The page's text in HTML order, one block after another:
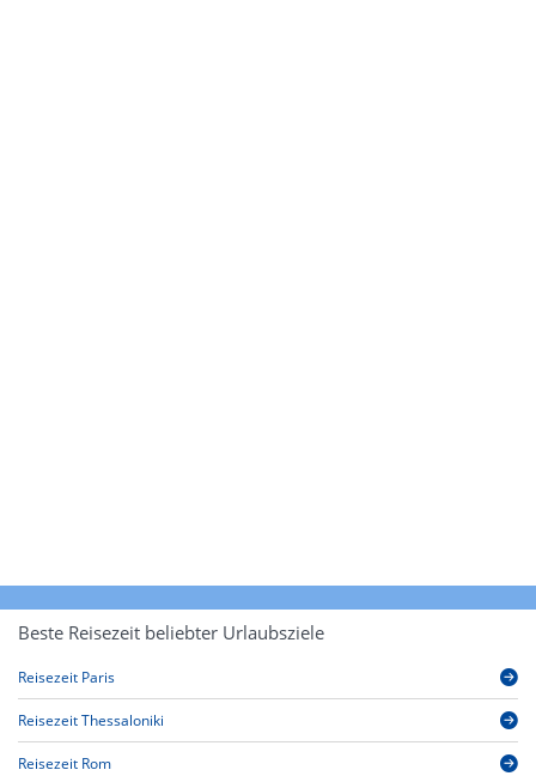
Beste Reisezeit beliebter Urlaubsziele
Reisezeit Paris
Reisezeit Thessaloniki
Reisezeit Rom